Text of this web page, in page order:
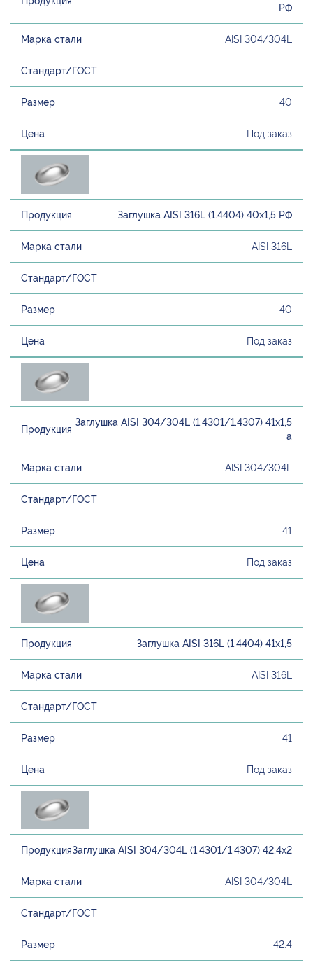
РФ
AISI 304/304L
40
Под заказ
Заглушка AISI 316L (1.4404) 40х1,5 РФ
AISI 316L
40
Под заказ
Заглушка AISI 304/304L (1.4301/1.4307) 41х1,5
а
AISI 304/304L
41
Под заказ
Заглушка AISI 316L (1.4404) 41х1,5
AISI 316L
41
Под заказ
Заглушка AISI 304/304L (1.4301/1.4307) 42,4х2
AISI 304/304L
42.4